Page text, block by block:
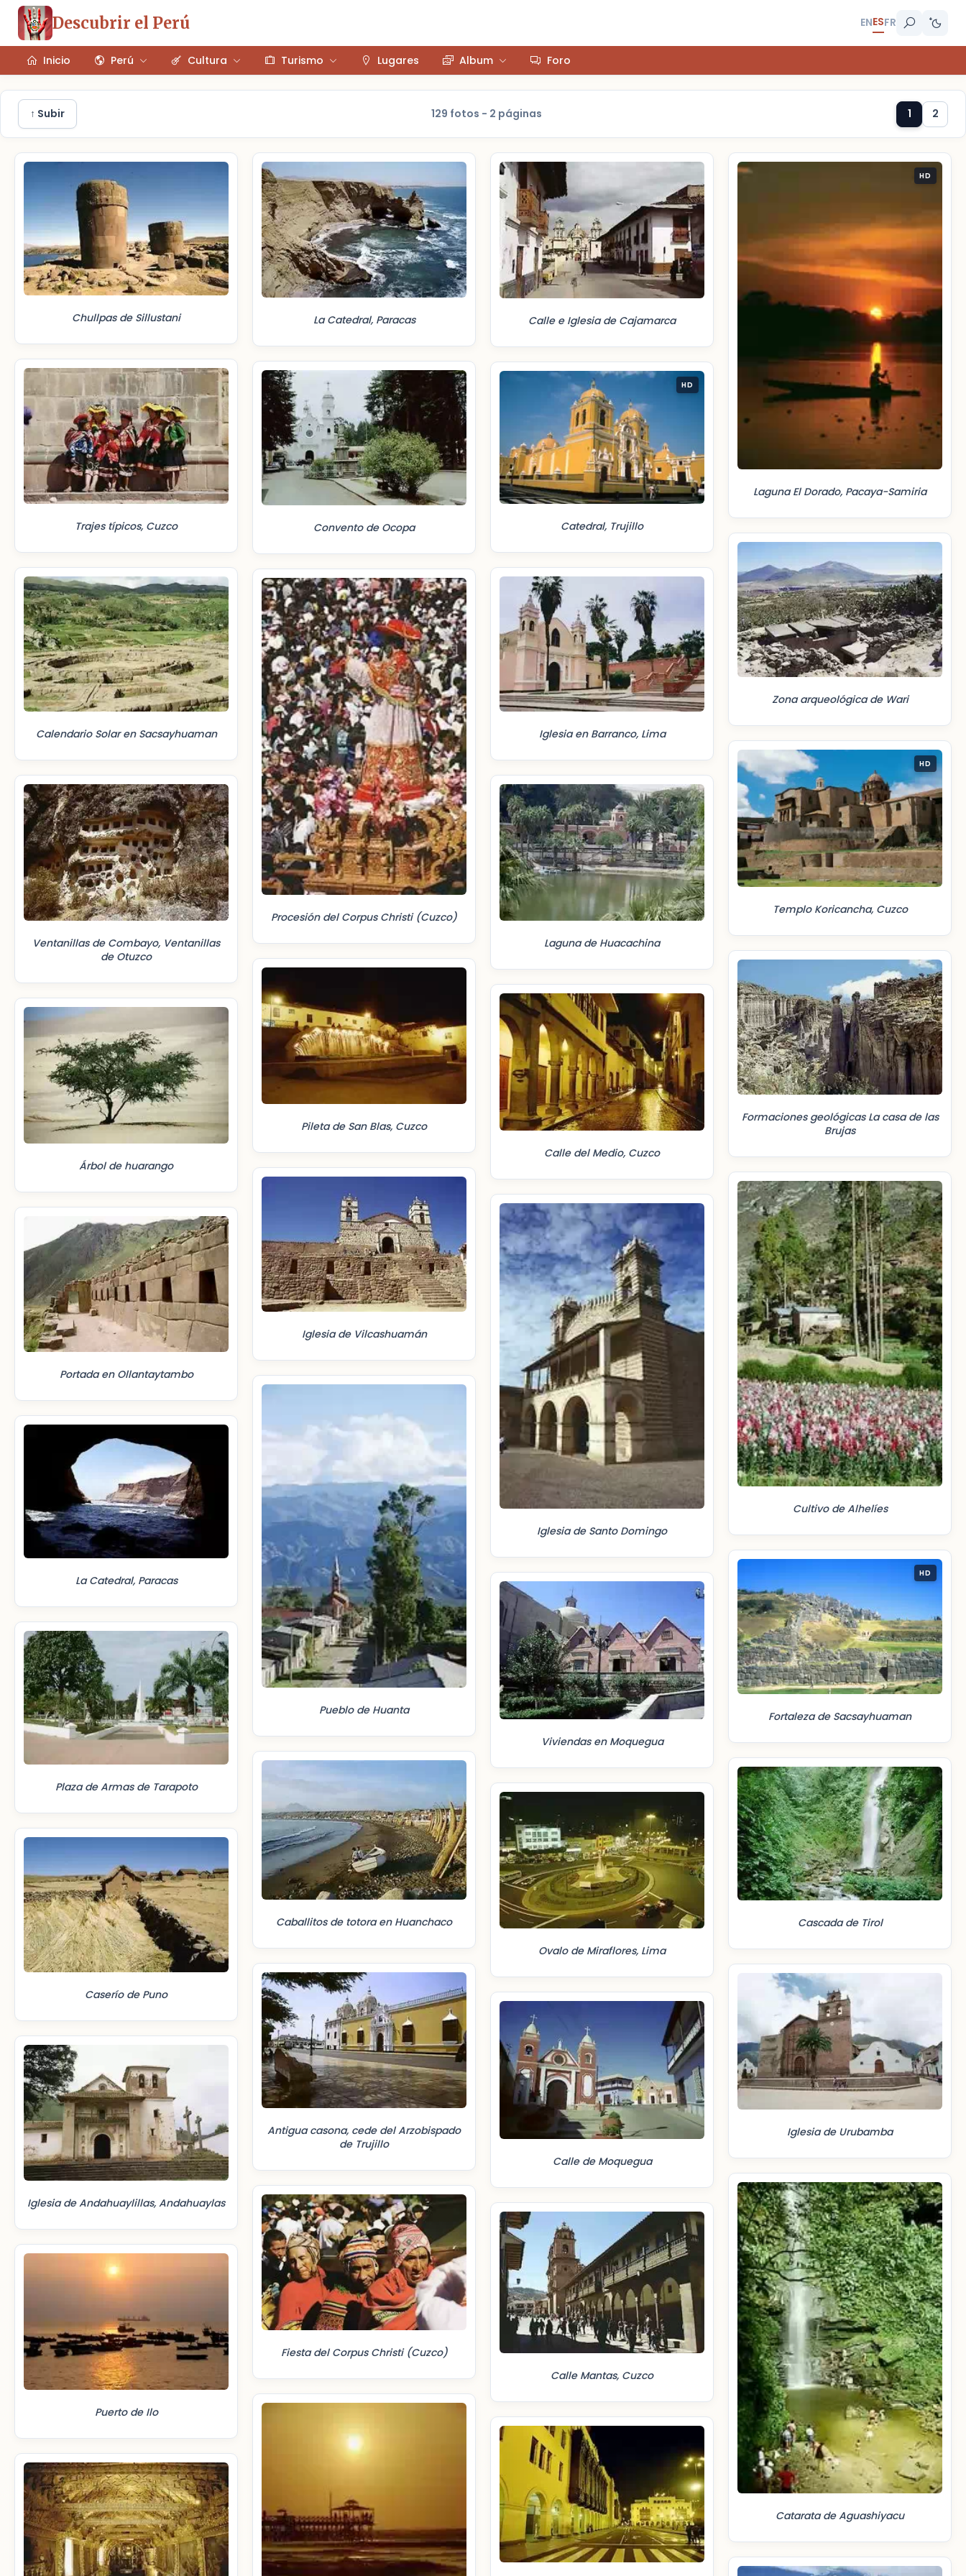
Descubrir el Perú ENESFR
Inicio Perú Cultura Turismo Lugares Album Foro
↑ Subir 129 fotos - 2 páginas 1 2
Chullpas de Sillustani
Trajes típicos, Cuzco
Calendario Solar en Sacsayhuaman
Ventanillas de Combayo, Ventanillas
de Otuzco
Árbol de huarango
Portada en Ollantaytambo
La Catedral, Paracas
Plaza de Armas de Tarapoto
Caserío de Puno
Iglesia de Andahuaylillas, Andahuaylas
Puerto de Ilo
La Catedral, Paracas
Convento de Ocopa
Procesión del Corpus Christi (Cuzco)
Pileta de San Blas, Cuzco
Iglesia de Vilcashuamán
Pueblo de Huanta
Caballitos de totora en Huanchaco
Antigua casona, cede del Arzobispado
de Trujillo
Fiesta del Corpus Christi (Cuzco)
Calle e Iglesia de Cajamarca
HD
Catedral, Trujillo
Iglesia en Barranco, Lima
Laguna de Huacachina
Calle del Medio, Cuzco
Iglesia de Santo Domingo
Viviendas en Moquegua
Ovalo de Miraflores, Lima
Calle de Moquegua
Calle Mantas, Cuzco
HD
Laguna El Dorado, Pacaya-Samiria
Zona arqueológica de Wari
HD
Templo Koricancha, Cuzco
Formaciones geológicas La casa de las
Brujas
Cultivo de Alhelíes
HD
Fortaleza de Sacsayhuaman
Cascada de Tirol
Iglesia de Urubamba
Catarata de Aguashiyacu